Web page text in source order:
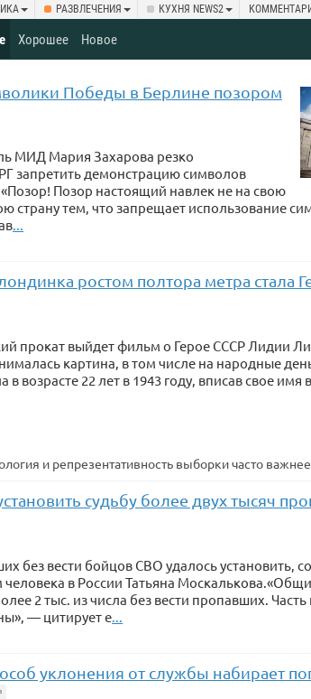
РАЗВЛЕЧЕНИЯ КУХНЯ NEWS2
Хорошее Новое
Победы в Берлине позором
МИД Мария Захарова резко
запретить демонстрацию символов
Позор настоящий навлек не на свою
страну тем, что запрещает использование
...
ростом полтора метра стала
прокат выйдет фильм о Герое СССР Лидии
картина, в том числе на народные
возрасте 22 лет в 1943 году, вписав свое
и репрезентативность выборки часто
судьбу более двух тысяч
без вести бойцов СВО удалось установить,
в России Татьяна
2 тыс. из числа без вести пропавших. Часть
— цитирует е...
уклонения от службы набирает